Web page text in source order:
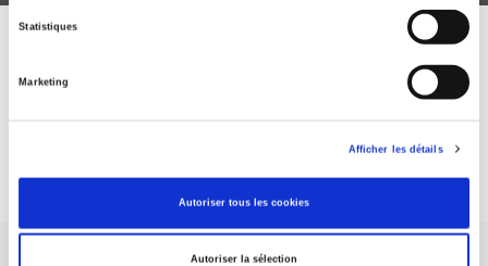
Statistiques
Marketing
Afficher les détails
Autoriser tous les cookies
Autoriser la sélection
ABONNEZ-VOUS À NOS